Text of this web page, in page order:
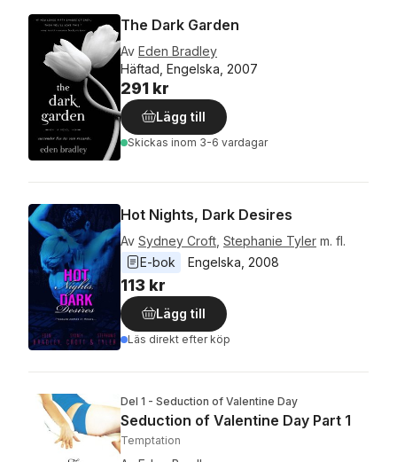
The Dark Garden
Av Eden Bradley
Häftad, Engelska, 2007
291 kr
Lägg till
Skickas inom 3-6 vardagar
Hot Nights, Dark Desires
Av Sydney Croft Stephanie Tyler m. fl.
E-bok
Engelska 2008
113 kr
Lägg till
Läs direkt efter köp
Del 1 - Seduction of Valentine Day
Seduction of Valentine Day Part 1
Temptation